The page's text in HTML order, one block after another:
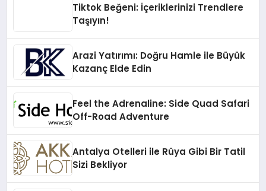
Tiktok Beğeni: İçeriklerinizi Trendlere
Taşıyın!
Arazi Yatırımı: Doğru Hamle ile Büyük
Kazanç Elde Edin
Feel the Adrenaline: Side Quad Safari
Off-Road Adventure
Antalya Otelleri ile Rüya Gibi Bir Tatil
Sizi Bekliyor